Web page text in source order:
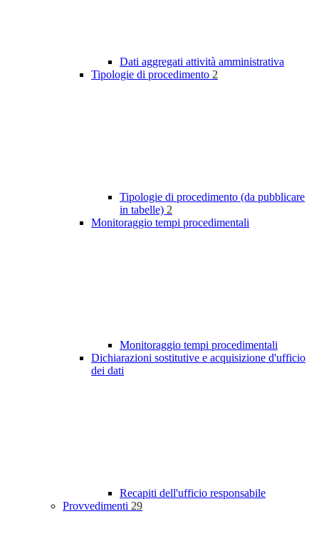
Dati aggregati attività amministrativa
Tipologie di procedimento 2
Tipologie di procedimento (da pubblicare
in tabelle) 2
Monitoraggio tempi procedimentali
Monitoraggio tempi procedimentali
Dichiarazioni sostitutive e acquisizione d'ufficio
dei dati
Recapiti dell'ufficio responsabile
Provvedimenti 29